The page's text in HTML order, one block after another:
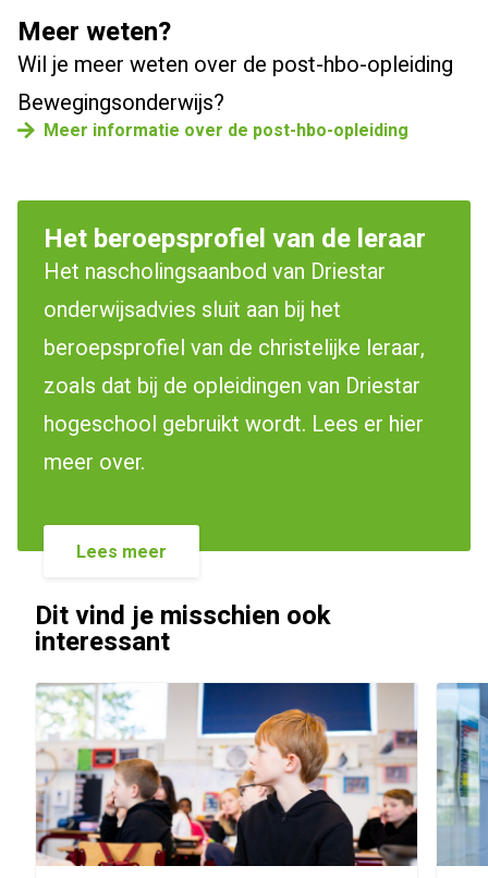
Meer weten?
Wil je meer weten over de post-hbo-opleiding
Bewegingsonderwijs?
Meer informatie over de post-hbo-opleiding
Het beroepsprofiel van de leraar
Het nascholingsaanbod van Driestar
onderwijsadvies sluit aan bij het
beroepsprofiel van de christelijke leraar,
zoals dat bij de opleidingen van Driestar
hogeschool gebruikt wordt. Lees er hier
meer over.
Lees meer
Dit vind je misschien ook
interessant